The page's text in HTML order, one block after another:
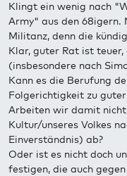
Klingt ein wenig nach
Army" aus den 68igern.
Militanz, denn die
Klar, guter Rat ist
(insbesondere nach
Kann es die Berufung
Folgerichtigkeit zu
Arbeiten wir damit
Kultur/unseres Volkes
Einverständnis) ab?
Oder ist es nicht doch
festigen, die auch